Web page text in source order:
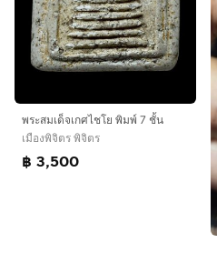
พระสมเด็จเกศไชโย พิมพ์ 7 ชั้น
เมืองพิจิตร พิจิตร
฿ 3,500